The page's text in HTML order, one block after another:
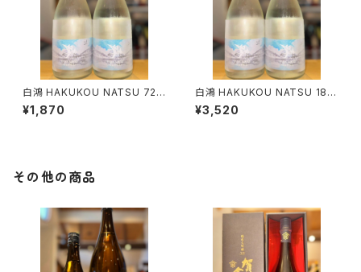
白鴻 HAKUKOU NATSU 720
ml１本（盛川酒造・広島県呉市
安浦町）
¥1,870
白鴻 HAKUKOU NATSU 180
0ml１本（盛川酒造・広島県呉市
安浦町）
¥3,520
その他の商品